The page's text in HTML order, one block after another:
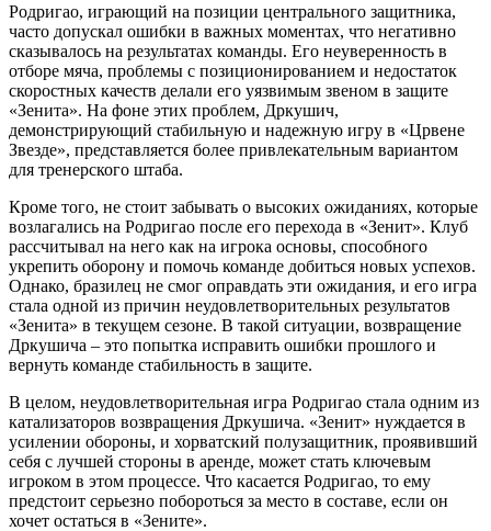
Родригао, играющий на позиции центрального защитника,
часто допускал ошибки в важных моментах, что негативно
сказывалось на результатах команды. Его неуверенность в
отборе мяча, проблемы с позиционированием и недостаток
скоростных качеств делали его уязвимым звеном в защите
«Зенита». На фоне этих проблем, Дркушич,
демонстрирующий стабильную и надежную игру в «Црвене
Звезде», представляется более привлекательным вариантом
для тренерского штаба.
Кроме того, не стоит забывать о высоких ожиданиях, которые
возлагались на Родригао после его перехода в «Зенит». Клуб
рассчитывал на него как на игрока основы, способного
укрепить оборону и помочь команде добиться новых успехов.
Однако, бразилец не смог оправдать эти ожидания, и его игра
стала одной из причин неудовлетворительных результатов
«Зенита» в текущем сезоне. В такой ситуации, возвращение
Дркушича – это попытка исправить ошибки прошлого и
вернуть команде стабильность в защите.
В целом, неудовлетворительная игра Родригао стала одним из
катализаторов возвращения Дркушича. «Зенит» нуждается в
усилении обороны, и хорватский полузащитник, проявивший
себя с лучшей стороны в аренде, может стать ключевым
игроком в этом процессе. Что касается Родригао, то ему
предстоит серьезно побороться за место в составе, если он
хочет остаться в «Зените».